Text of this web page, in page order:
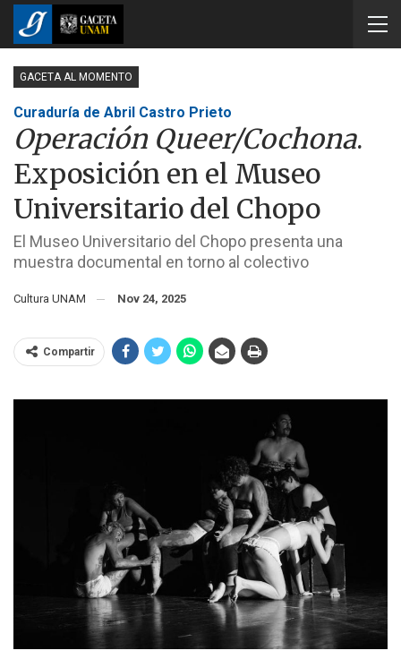
GACETA AL MOMENTO
Curaduría de Abril Castro Prieto
Operación Queer/Cochona.
Exposición en el Museo
Universitario del Chopo
El Museo Universitario del Chopo presenta una
muestra documental en torno al colectivo
Cultura UNAM Nov 24, 2025
Compartir